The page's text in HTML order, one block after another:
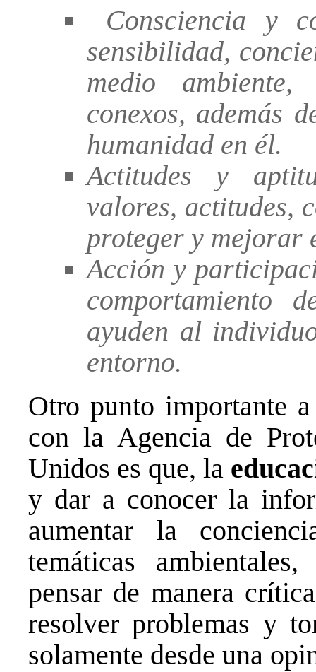
Consciencia y
sensibilidad,
medio
conexos, además
humanidad en él.
Actitudes y
valores, actitudes,
proteger y mejorar
Acción y
comportamiento
ayuden al
entorno.
Otro punto importante
con la Agencia de
Unidos es que, la
y dar a conocer la
aumentar la
temáticas
pensar de manera
resolver problemas y
solamente desde una